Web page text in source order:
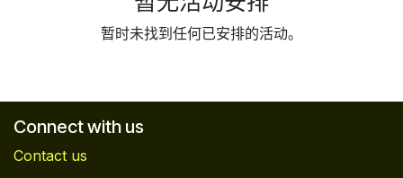
暂时未找到任何已安排的活动。
Connect with us
Contact us